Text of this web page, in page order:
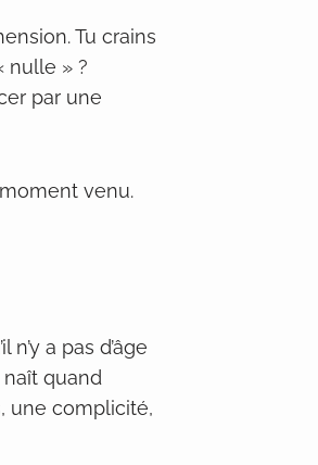
Tu crains
nulle » ?
par une
venu.
a pas d’âge
naît quand
une complicité,